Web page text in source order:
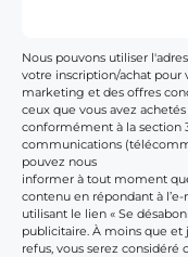
Nous pouvons utiliser
votre inscription/achat pour
marketing et des offres
ceux que vous avez
conformément à la section
communications
pouvez nous
informer à tout moment
contenu en répondant à
utilisant le lien « Se
publicitaire. À moins que et
refus, vous serez